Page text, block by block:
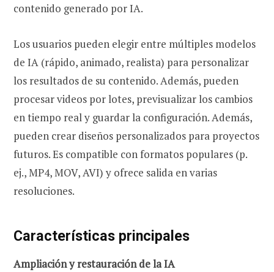
contenido generado por IA.
Los usuarios pueden elegir entre múltiples modelos
de IA (rápido, animado, realista) para personalizar
los resultados de su contenido. Además, pueden
procesar videos por lotes, previsualizar los cambios
en tiempo real y guardar la configuración. Además,
pueden crear diseños personalizados para proyectos
futuros. Es compatible con formatos populares (p.
ej., MP4, MOV, AVI) y ofrece salida en varias
resoluciones.
Características principales
Ampliación y restauración de la IA